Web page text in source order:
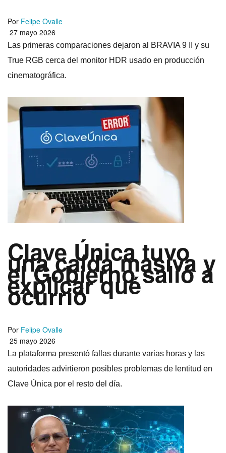
Por Felipe Ovalle
27 mayo 2026
Las primeras comparaciones dejaron al BRAVIA 9 II y su
True RGB cerca del monitor HDR usado en producción
cinematográfica.
Clave Única tuvo
una caída masiva y
el Gobierno salió a
explicar qué
ocurrió
Por Felipe Ovalle
25 mayo 2026
La plataforma presentó fallas durante varias horas y las
autoridades advirtieron posibles problemas de lentitud en
Clave Única por el resto del día.